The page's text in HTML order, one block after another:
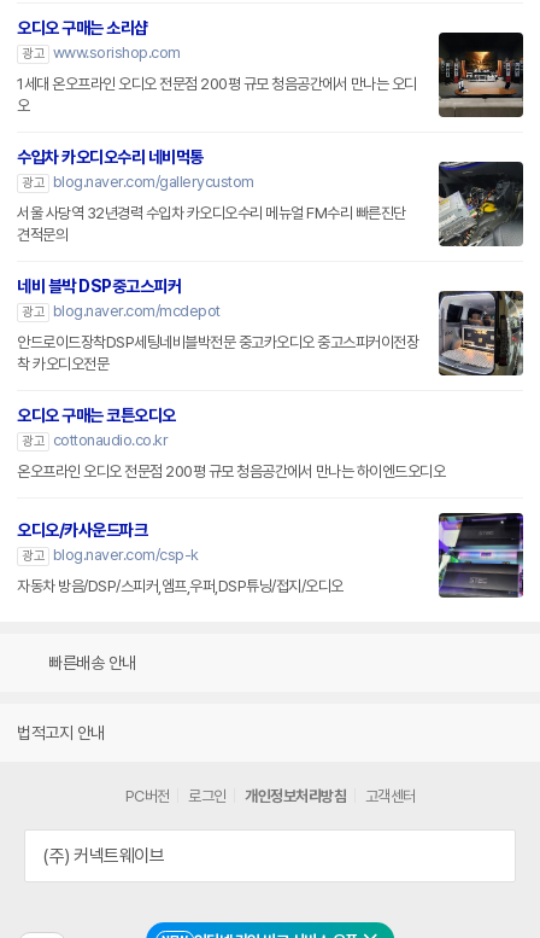
오디오 구매는 소리샵
광고 www.sorishop.com
1세대 온오프라인 오디오 전문점 200평 규모 청음공간에서 만나는 오디
오
수입차 카오디오수리 네비먹통
광고
blog.naver.com/gallerycustom
서울 사당역 32년경력 수입차 카오디오수리 메뉴얼 FM수리 빠른진단
견적문의
네비 블박 DSP중고스피커
광고
blog.naver.com/mcdepot
안드로이드장착DSP세팅네비블박전문 중고카오디오 중고스피커이전장
착 카오디오전문
오디오 구매는 코튼오디오
광고
cottonaudio.co.kr
온오프라인 오디오 전문점 200평 규모 청음공간에서 만나는 하이엔드오디오
오디오/카사운드파크
광고
blog.naver.com/csp-k
자동차 방음/DSP/스피커,엠프,우퍼,DSP튜닝/접지/오디오
빠른배송 안내
법적고지 안내
PC버전 로그인 개인정보처리방침 고객센터
(주) 커넥트웨이브